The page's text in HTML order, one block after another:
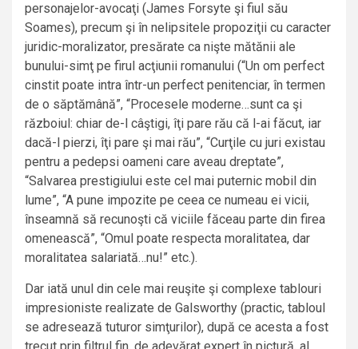
personajelor-avocaţi (James Forsyte şi fiul său
Soames), precum şi în nelipsitele propoziţii cu caracter
juridic-moralizator, presărate ca nişte mătănii ale
bunului-simţ pe firul acţiunii romanului (“Un om perfect
cinstit poate intra într-un perfect penitenciar, în termen
de o săptămână”, “Procesele moderne…sunt ca şi
războiul: chiar de-l câştigi, îţi pare rău că l-ai făcut, iar
dacă-l pierzi, îţi pare şi mai rău”, “Curţile cu juri existau
pentru a pedepsi oameni care aveau dreptate”,
“Salvarea prestigiului este cel mai puternic mobil din
lume”, “A pune impozite pe ceea ce numeau ei vicii,
înseamnă să recunoşti că viciile făceau parte din firea
omenească”, “Omul poate respecta moralitatea, dar
moralitatea salariată…nu!” etc.).
Dar iată unul din cele mai reuşite şi complexe tablouri
impresioniste realizate de Galsworthy (practic, tabloul
se adresează tuturor simţurilor), după ce acesta a fost